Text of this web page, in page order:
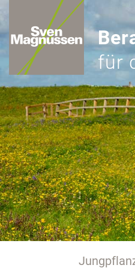
für